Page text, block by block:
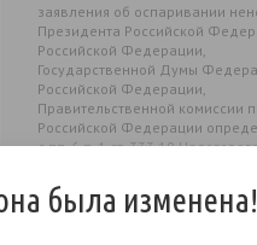
была изменена!
заявления об оспаривании
Президента Российской
Российской Федерации,
Государственной Думы
Российской Федерации,
Правительственной комиссии
Российской Федерации
с пп. 6 п. 1 ст. 333.19
для организаций - 4 500 рублей.